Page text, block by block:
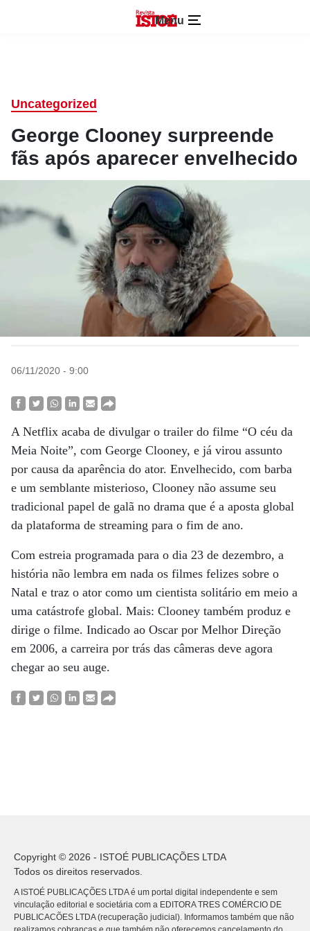
Menu
Uncategorized
George Clooney surpreende
fãs após aparecer envelhecido
06/11/2020 - 9:00
A Netflix acaba de divulgar o trailer do filme “O céu da
Meia Noite”, com George Clooney, e já virou assunto
por causa da aparência do ator. Envelhecido, com barba
e um semblante misterioso, Clooney não assume seu
tradicional papel de galã no drama que é a aposta global
da plataforma de streaming para o fim de ano.
Com estreia programada para o dia 23 de dezembro, a
história não lembra em nada os filmes felizes sobre o
Natal e traz o ator como um cientista solitário em meio a
uma catástrofe global. Mais: Clooney também produz e
dirige o filme. Indicado ao Oscar por Melhor Direção
em 2006, a carreira por trás das câmeras deve agora
chegar ao seu auge.
Copyright © 2026 - ISTOÉ PUBLICAÇÕES LTDA
Todos os direitos reservados.
A ISTOÉ PUBLICAÇÕES LTDA é um portal digital independente e sem
vinculação editorial e societária com a EDITORA TRES COMÉRCIO DE
PUBLICACÕES LTDA (recuperação judicial). Informamos também que não